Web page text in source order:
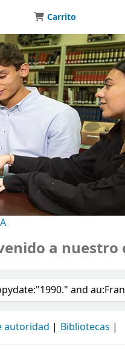
Carrito
a nuestro
en el catálogo
autoridad Bibliotecas